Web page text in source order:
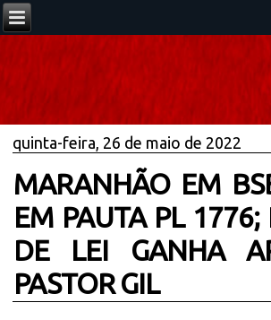
quinta-feira, 26 de maio de 2022
MARANHÃO EM
EM PAUTA PL 1776;
DE LEI GANHA
PASTOR GIL